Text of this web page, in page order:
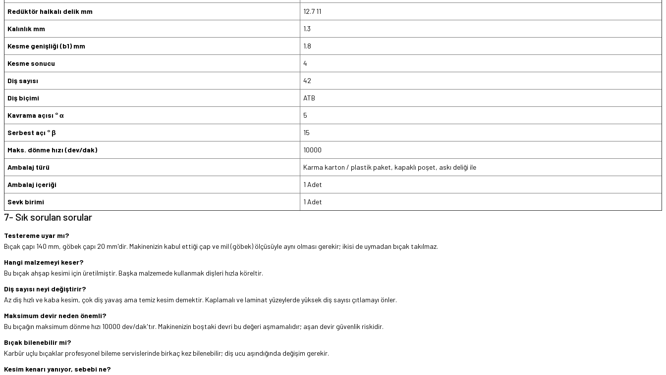
Redüktör halkalı delik mm 12.7 11
Kalınlık mm 1.3
Kesme genişliği (b1) mm 1.8
Kesme sonucu 4
Diş sayısı 42
Diş biçimi ATB
Kavrama açısı ° α 5
Serbest açı ° β 15
Maks. dönme hızı (dev/dak) 10000
Ambalaj türü Karma karton / plastik paket, kapaklı poşet, askı deliği ile
Ambalaj içeriği 1 Adet
Sevk birimi 1 Adet
7- Sık sorulan sorular
Testereme uyar mı?
Bıçak çapı 140 mm, göbek çapı 20 mm'dir. Makinenizin kabul ettiği çap ve mil (göbek) ölçüsüyle aynı olması gerekir; ikisi de uymadan bıçak takılmaz.
Hangi malzemeyi keser?
Bu bıçak ahşap kesimi için üretilmiştir. Başka malzemede kullanmak dişleri hızla köreltir.
Diş sayısı neyi değiştirir?
Az diş hızlı ve kaba kesim, çok diş yavaş ama temiz kesim demektir. Kaplamalı ve laminat yüzeylerde yüksek diş sayısı çıtlamayı önler.
Maksimum devir neden önemli?
Bu bıçağın maksimum dönme hızı 10000 dev/dak'tır. Makinenizin boştaki devri bu değeri aşmamalıdır; aşan devir güvenlik riskidir.
Bıçak bilenebilir mi?
Karbür uçlu bıçaklar profesyonel bileme servislerinde birkaç kez bilenebilir; diş ucu aşındığında değişim gerekir.
Kesim kenarı yanıyor, sebebi ne?